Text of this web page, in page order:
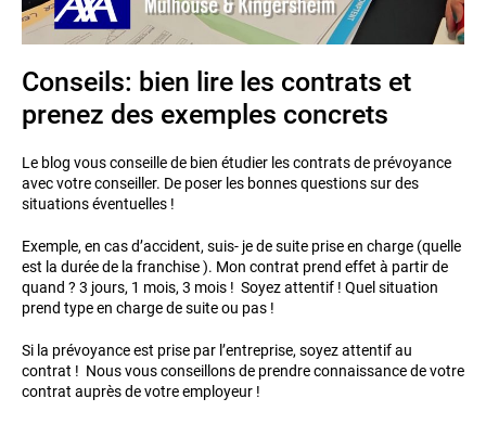
Conseils: bien lire les contrats et
prenez des exemples concrets
Le blog vous conseille de bien étudier les contrats de prévoyance
avec votre conseiller. De poser les bonnes questions sur des
situations éventuelles !
Exemple, en cas d’accident, suis- je de suite prise en charge (quelle
est la durée de la franchise ). Mon contrat prend effet à partir de
quand ? 3 jours, 1 mois, 3 mois ! Soyez attentif ! Quel situation
prend type en charge de suite ou pas !
Si la prévoyance est prise par l’entreprise, soyez attentif au
contrat ! Nous vous conseillons de prendre connaissance de votre
contrat auprès de votre employeur !